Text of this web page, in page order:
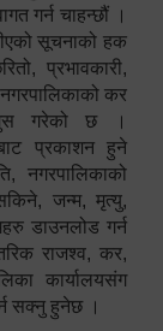
गर्न चाहन्छौं ।
सूचनाको हक
प्रभावकारी,
कर
गरेको छ ।
प्रकाशन हुने
नगरपालिकाको
जन्म, मृत्यु,
डाउनलोड गर्न
राजश्व, कर,
कार्यालयसंग
सक्नु हुनेछ ।